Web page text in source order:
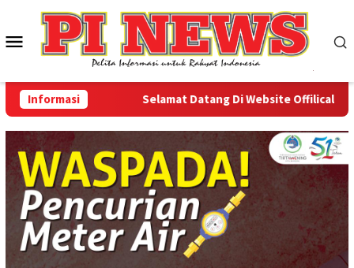
konten
Menu
Mobile
Informasi Selamat Datang Di Website Offilical PI-